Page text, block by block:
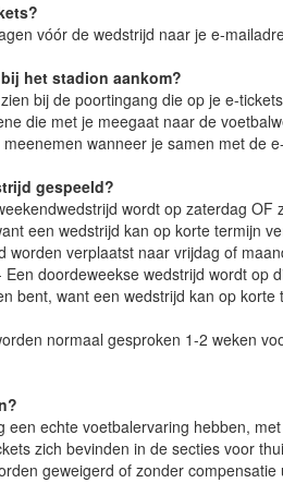
vóór de wedstrijd naar je e-
het stadion aankom?
bij de poortingang die op je e-
die met je meegaat naar de
wanneer je samen met de
gespeeld?
wordt op zaterdag
een wedstrijd kan op korte termijn
worden verplaatst naar vrijdag of
doordeweekse wedstrijd wordt op
bent, want een wedstrijd kan op
normaal gesproken 1-2 weken
een echte voetbalervaring hebben,
zich bevinden in de secties voor
geweigerd of zonder